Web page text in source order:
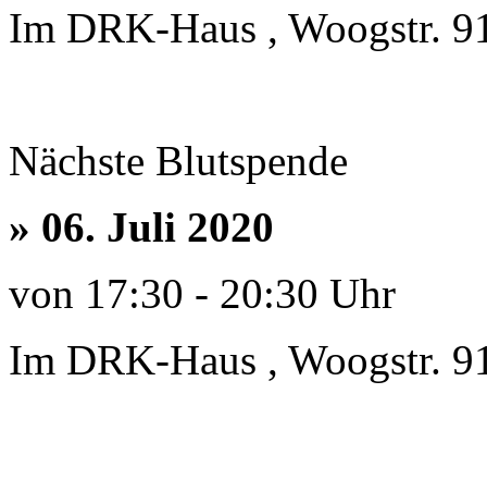
Im DRK-Haus , Woogstr.
Nächste Blutspende
» 06. Juli 2020
von 17:30 - 20:30 Uhr
Im DRK-Haus , Woogstr.